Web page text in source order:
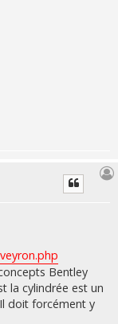
Bentley
la cylindrée est un
doit forcément y